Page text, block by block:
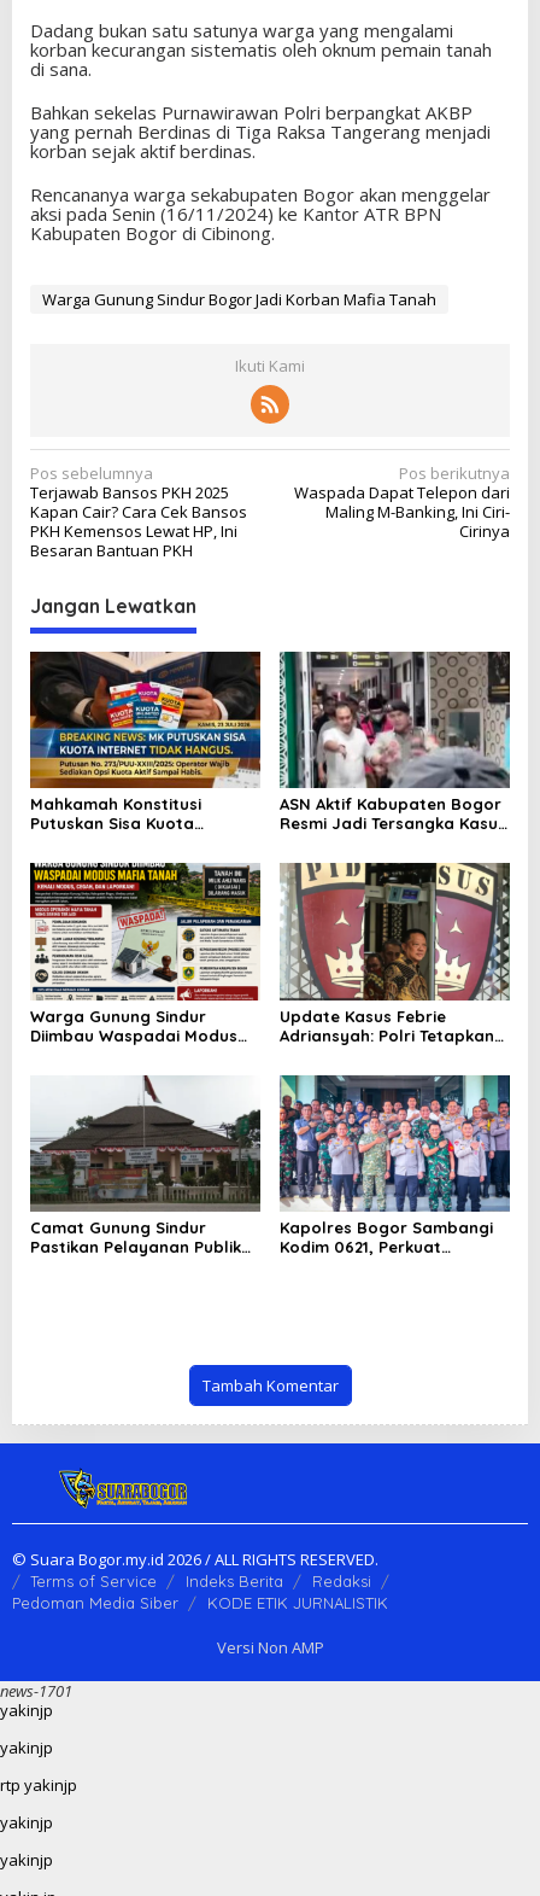
Dadang bukan satu satunya warga yang mengalami
korban kecurangan sistematis oleh oknum pemain tanah
di sana.
Bahkan sekelas Purnawirawan Polri berpangkat AKBP
yang pernah Berdinas di Tiga Raksa Tangerang menjadi
korban sejak aktif berdinas.
Rencananya warga sekabupaten Bogor akan menggelar
aksi pada Senin (16/11/2024) ke Kantor ATR BPN
Kabupaten Bogor di Cibinong.
Warga Gunung Sindur Bogor Jadi Korban Mafia Tanah
Ikuti Kami
N
a
v
g
a
s
i
p
o
s
Pos sebelumnya
Terjawab Bansos PKH 2025
Kapan Cair? Cara Cek Bansos
PKH Kemensos Lewat HP, Ini
Besaran Bantuan PKH
Pos berikutnya
Waspada Dapat Telepon dari
Maling M-Banking, Ini Ciri-
Cirinya
Jangan Lewatkan
Mahkamah Konstitusi
Putuskan Sisa Kuota
Kemenangan Besar Hak
Konsumen Indonesia
ASN Aktif Kabupaten Bogor
Resmi Jadi Tersangka Kasus
Dugaan Permainan Tender
Kembali Jadi Sorotan
Warga Gunung Sindur
Diimbau Waspadai Modus
Langkah Pencegahan dan
Jalur Pelaporan
Update Kasus Febrie
Adriansyah: Polri Tetapkan
Tegaskan Hormati Proses
Hukum
Camat Gunung Sindur
Pastikan Pelayanan Publik
Kapolres Bogor Sambangi
Kodim 0621, Perkuat
Tambah Komentar
© Suara Bogor.my.id 2026 / ALL RIGHTS RESERVED.
Terms of Service Indeks Berita
Redaksi
Pedoman Media Siber
KODE ETIK JURNALISTIK
Versi Non AMP
news-1701
yakinjp
yakinjp
rtp yakinjp
yakinjp
yakinjp